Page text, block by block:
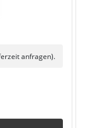
anfragen).